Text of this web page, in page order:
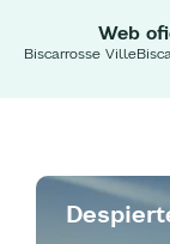
Web
Biscarrosse Ville